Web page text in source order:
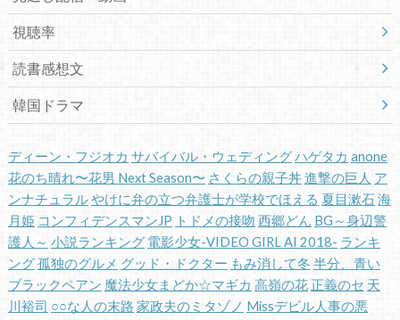
視聴率
読書感想文
韓国ドラマ
ディーン・フジオカ サバイバル・ウェディングハゲタカ anone
花のち晴れ〜花男 Next Season〜 さくらの親子丼進撃の巨人 ア
ンナチュラルやけに弁の立つ弁護士が学校でほえる 夏目漱石海
月姫 コンフィデンスマンJP トドメの接吻 西郷どん BG～身辺警
護人～ 小説ランキング 電影少女-VIDEO GIRL AI 2018- ランキ
ング孤独のグルメ グッド・ドクター もみ消して冬 半分、青い
ブラックペアン 魔法少女まどか☆マギカ 高嶺の花 正義のセ 天
川裕司 ○○な人の末路 家政夫のミタゾノ Missデビル人事の悪